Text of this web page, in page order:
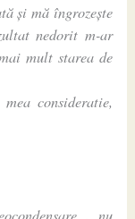
și mă îngrozește
nedorit m-ar
mult starea de
consideratie,
, nu